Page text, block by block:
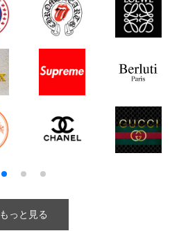
もっと見る